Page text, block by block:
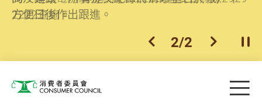
2222查詢。
方便日後作出跟進。
上一個
2/2 下一個開
消費者委員會 目